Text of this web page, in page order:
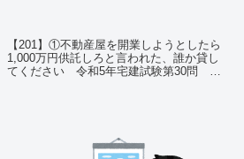
【201】①不動産屋を開業しようとしたら
1,000万円供託しろと言われた、誰か貸し
てください 令和5年宅建試験第30問 ②